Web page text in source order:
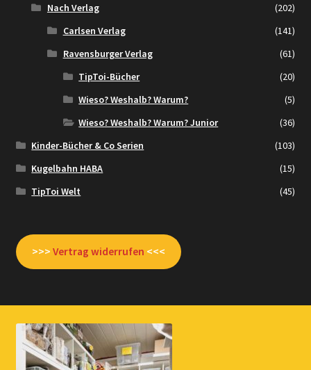
Nach Verlag
(202)
Carlsen Verlag
(141)
Ravensburger Verlag
(61)
TipToi-Bücher
(20)
Wieso? Weshalb? Warum?
(5)
Wieso? Weshalb? Warum? Junior
(36)
Kinder-Bücher & Co Serien
(103)
Kugelbahn HABA
(15)
TipToi Welt
(45)
>>> Vertrag widerrufen <<<